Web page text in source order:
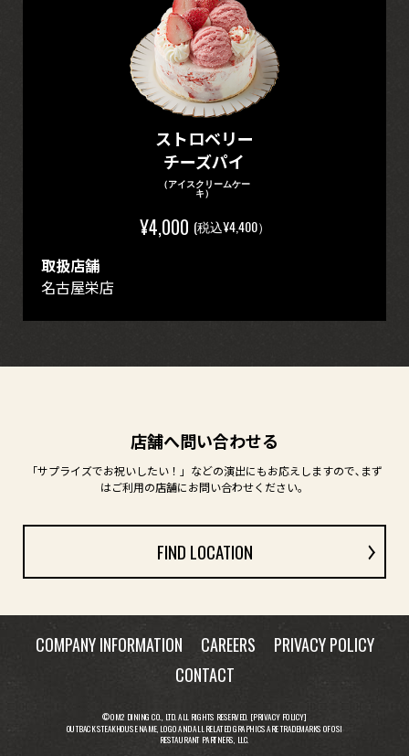
ストロベリー
チーズパイ
（アイスクリームケー
キ）
¥4,000 (税込¥4,400）
取扱店舗
名古屋栄店
店舗へ問い合わせる
「サプライズでお祝いしたい！」などの演出にもお応えしますので､まず
はご利用の店舗にお問い合わせください。
FIND LOCATION
COMPANY INFORMATION CAREERS
PRIVACY POLICY
CONTACT
© OM2 DINING CO., LTD. ALL RIGHTS RESERVED. [PRIVACY POLICY]
OUTBACK STEAKHOUSE NAME, LOGO AND ALL RELATED GRAPHICS ARE TRADEMARKS OF OSI
RESTAURANT PARTNERS, LLC.